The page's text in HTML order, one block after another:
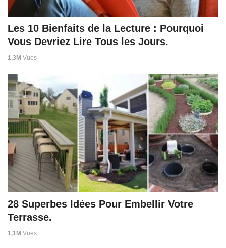
Les 10 Bienfaits de la Lecture : Pourquoi
Vous Devriez Lire Tous les Jours.
1,3M Vues
28 Superbes Idées Pour Embellir Votre
Terrasse.
1,1M Vues